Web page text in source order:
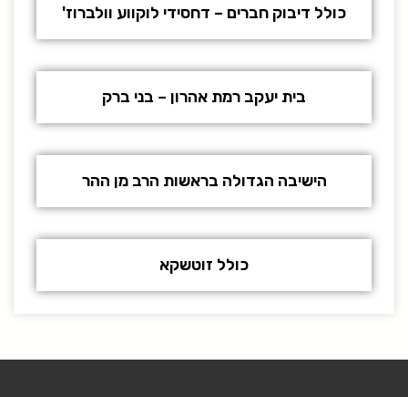
כולל דיבוק חברים – דחסידי לוקווע וולברוז'
בית יעקב רמת אהרון – בני ברק
הישיבה הגדולה בראשות הרב מן ההר
כולל זוטשקא